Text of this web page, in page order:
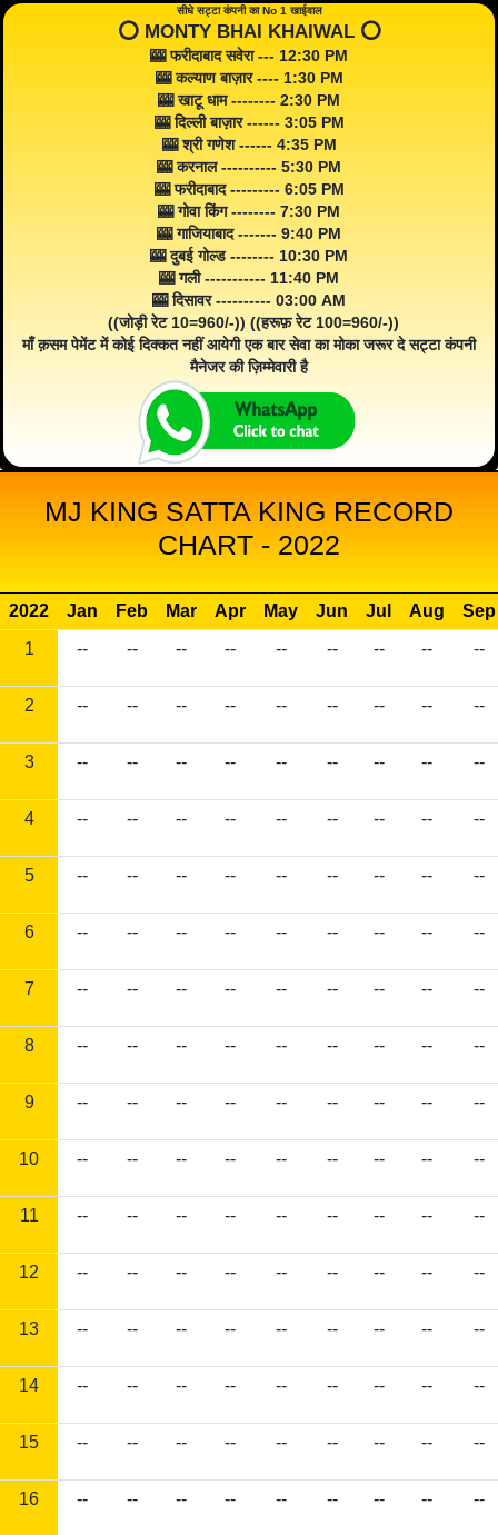
सीधे सट्टा कंपनी का No 1 खाईवाल
⭕️ MONTY BHAI KHAIWAL ⭕️
🎰 फरीदाबाद सवेरा --- 12:30 PM
🎰 कल्याण बाज़ार ---- 1:30 PM
🎰 खाटू धाम -------- 2:30 PM
🎰 दिल्ली बाज़ार ------ 3:05 PM
🎰 श्री गणेश ------ 4:35 PM
🎰 करनाल ---------- 5:30 PM
🎰 फरीदाबाद --------- 6:05 PM
🎰 गोवा किंग -------- 7:30 PM
🎰 गाजियाबाद ------- 9:40 PM
🎰 दुबई गोल्ड -------- 10:30 PM
🎰 गली ----------- 11:40 PM
🎰 दिसावर ---------- 03:00 AM
((जोड़ी रेट 10=960/-)) ((हरूफ़ रेट 100=960/-))
माँ क़सम पेमेंट में कोई दिक्कत नहीं आयेगी एक बार सेवा का मोका जरूर दे सट्टा कंपनी
मैनेजर की ज़िम्मेवारी है
MJ KING SATTA KING RECORD
CHART - 2022
2022 Jan Feb Mar Apr May Jun Jul Aug
Sep
1
-- -- -- -- -- -- -- -- --
2 -- -- -- -- -- -- -- -- --
3 -- -- -- -- -- -- -- -- --
4 -- -- -- -- -- -- -- -- --
5 -- -- -- -- -- -- -- -- --
6 -- -- -- -- -- -- -- -- --
7 -- -- -- -- -- -- -- -- --
8 -- -- -- -- -- -- -- -- --
9 -- -- -- -- -- -- -- -- --
10 -- -- -- -- -- -- -- -- --
11 -- -- -- -- -- -- -- -- --
12 -- -- -- -- -- -- -- -- --
13 -- -- -- -- -- -- -- -- --
14 -- -- -- -- -- -- -- -- --
15 -- -- -- -- -- -- -- -- --
16 -- -- -- -- -- -- -- -- --